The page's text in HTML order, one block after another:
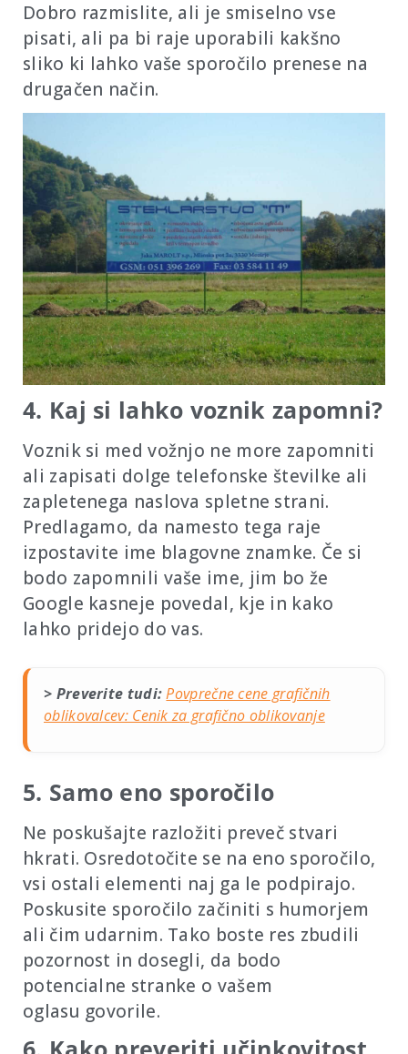
Dobro razmislite, ali je smiselno vse
pisati, ali pa bi raje uporabili kakšno
sliko ki lahko vaše sporočilo prenese na
drugačen način.
4. Kaj si lahko voznik zapomni?
Voznik si med vožnjo ne more zapomniti
ali zapisati dolge telefonske številke ali
zapletenega naslova spletne strani.
Predlagamo, da namesto tega raje
izpostavite ime blagovne znamke. Če si
bodo zapomnili vaše ime, jim bo že
Google kasneje povedal, kje in kako
lahko pridejo do vas.
> Preverite tudi: Povprečne cene grafičnih
oblikovalcev: Cenik za grafično oblikovanje
5. Samo eno sporočilo
Ne poskušajte razložiti preveč stvari
hkrati. Osredotočite se na eno sporočilo,
vsi ostali elementi naj ga le podpirajo.
Poskusite sporočilo začiniti s humorjem
ali čim udarnim. Tako boste res zbudili
pozornost in dosegli, da bodo
potencialne stranke o vašem
oglasu govorile.